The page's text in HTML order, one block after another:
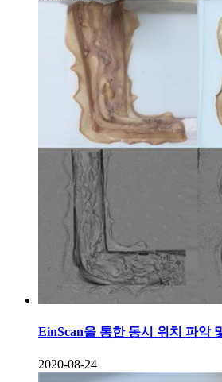
EinScan을 통한 동시 위치 파악
2020-08-24